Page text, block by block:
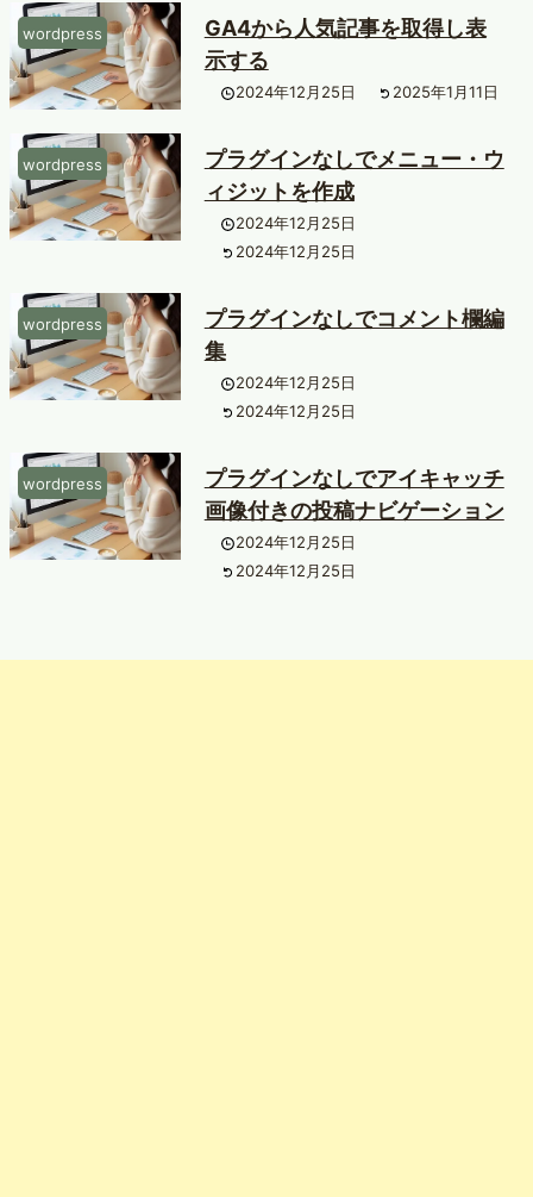
wordpress
GA4から人気記事を取得し表
示する
2024年12月25日 2025年1月11日
wordpress
プラグインなしでメニュー・ウ
ィジットを作成
2024年12月25日
2024年12月25日
wordpress
プラグインなしでコメント欄編
集
2024年12月25日
2024年12月25日
wordpress
プラグインなしでアイキャッチ
画像付きの投稿ナビゲーション
2024年12月25日
2024年12月25日